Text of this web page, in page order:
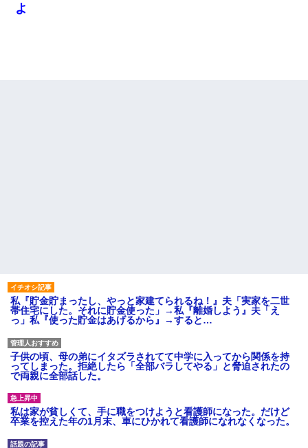
よ
私『貯金貯まったし、やっと家建てられるね！』夫「実家を二世
帯住宅にした。それに貯金使った」→私『離婚しよう』夫「え
っ」私『使った貯金はあげるから』→すると…
子供の頃、母の弟にイタズラされてて中学に入ってから関係を持
ってしまった。拒絶したら「全部バラしてやる」と脅迫されたの
で両親に全部話した。
私は家が貧しくて、手に職をつけようと看護師になった。だけど
卒業を控えた年の1月末、車にひかれて看護師になれなくなった。